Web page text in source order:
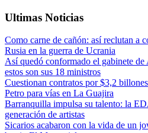
Ultimas Noticias
Como carne de cañón: así reclutan a
Rusia en la guerra de Ucrania
Así quedó conformado el gabinete
estos son sus 18 ministros
Cuestionan contratos por $3,2
Petro para vías en La Guajira
Barranquilla impulsa su talento: la
generación de artistas
Sicarios acabaron con la vida de un